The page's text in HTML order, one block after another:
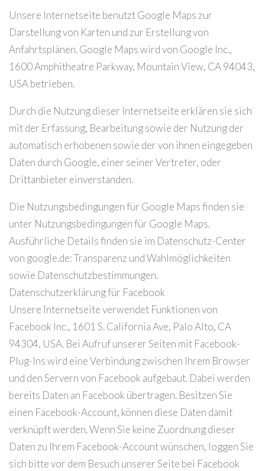
Unsere Internetseite benutzt Google Maps zur
Darstellung von Karten und zur Erstellung von
Anfahrtsplänen. Google Maps wird von Google Inc.,
1600 Amphitheatre Parkway, Mountain View, CA 94043,
USA betrieben.
Durch die Nutzung dieser Internetseite erklären sie sich
mit der Erfassung, Bearbeitung sowie der Nutzung der
automatisch erhobenen sowie der von ihnen eingegeben
Daten durch Google, einer seiner Vertreter, oder
Drittanbieter einverstanden.
Die Nutzungsbedingungen für Google Maps finden sie
unter Nutzungsbedingungen für Google Maps.
Ausführliche Details finden sie im Datenschutz-Center
von google.de: Transparenz und Wahlmöglichkeiten
sowie Datenschutzbestimmungen.
Datenschutzerklärung für Facebook
Unsere Internetseite verwendet Funktionen von
Facebook Inc., 1601 S. California Ave, Palo Alto, CA
94304, USA. Bei Aufruf unserer Seiten mit Facebook-
Plug-Ins wird eine Verbindung zwischen Ihrem Browser
und den Servern von Facebook aufgebaut. Dabei werden
bereits Daten an Facebook übertragen. Besitzen Sie
einen Facebook-Account, können diese Daten damit
verknüpft werden. Wenn Sie keine Zuordnung dieser
Daten zu Ihrem Facebook-Account wünschen, loggen Sie
sich bitte vor dem Besuch unserer Seite bei Facebook